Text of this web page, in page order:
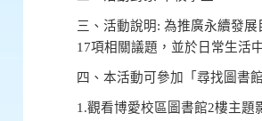
三、活動說明: 為推廣永續發展
17項相關議題，並於日常生活
四、本活動可參加「尋找圖書
1.觀看博愛校區圖書館2樓主題